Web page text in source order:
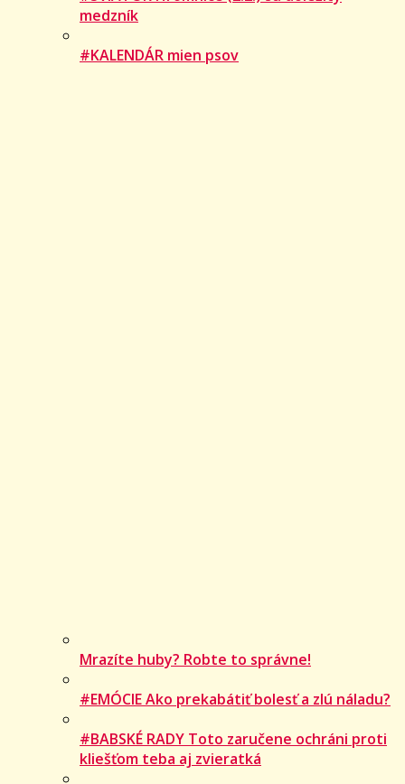
medzník
#KALENDÁR mien psov
Mrazíte huby? Robte to správne!
#EMÓCIE Ako prekabátiť bolesť a zlú náladu?
#BABSKÉ RADY Toto zaručene ochráni proti
kliešťom teba aj zvieratká